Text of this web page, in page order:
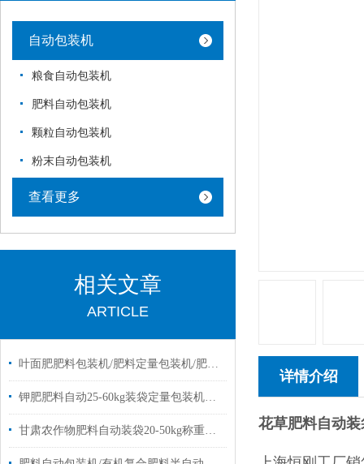
自动包装机
粮食自动包装机
肥料自动包装机
颗粒自动包装机
粉末自动包装机
查看更多
相关文章
ARTICLE
叶面肥肥料包装机/肥料定量包装机/肥料称重包装机
钾肥肥料自动25-60kg装袋定量包装机简单操作
甘肃农作物肥料自动装袋20-50kg称重电子包装机厂家定制
详情介绍
花草肥料自动